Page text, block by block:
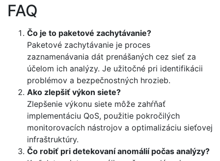
FAQ
Čo je to paketové zachytávanie?
Paketové zachytávanie je proces
zaznamenávania dát prenášaných cez sieť za
účelom ich analýzy. Je užitočné pri identifikácii
problémov a bezpečnostných hrozieb.
Ako zlepšiť výkon siete?
Zlepšenie výkonu siete môže zahŕňať
implementáciu QoS, použitie pokročilých
monitorovacích nástrojov a optimalizáciu sieťovej
infraštruktúry.
Čo robiť pri detekovaní anomálií počas analýzy?